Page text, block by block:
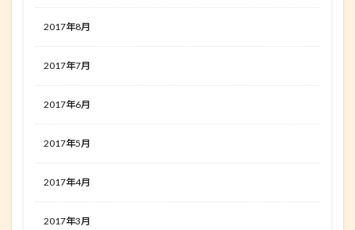
2017年8月
2017年7月
2017年6月
2017年5月
2017年4月
2017年3月